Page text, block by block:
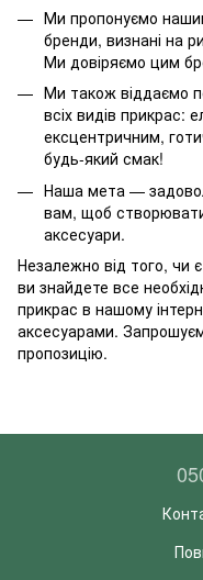
Ми пропонуємо нашим
бренди, визнані на
Ми довіряємо цим
Ми також віддаємо
всіх видів прикрас:
ексцентричним,
будь-який смак!
Наша мета —
вам, щоб
аксесуари.
Незалежно від того, чи
ви знайдете все
прикрас в нашому
аксесуарами.
пропозицію.